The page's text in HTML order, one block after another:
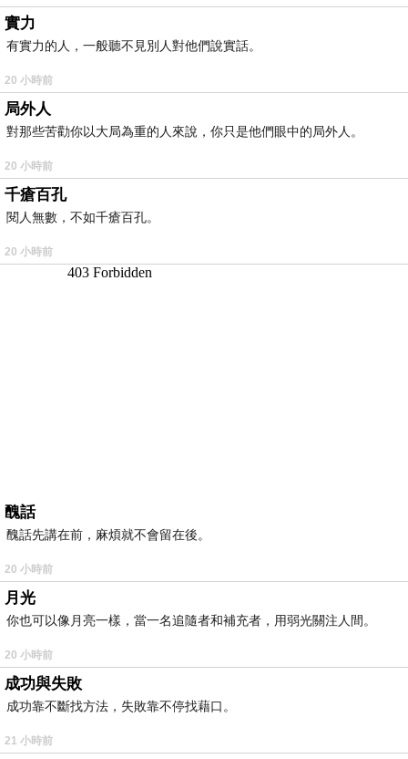
實力
有實力的人，一般聽不見別人對他們說實話。
20 小時前
局外人
對那些苦勸你以大局為重的人來說，你只是他們眼中的局外人。
20 小時前
千瘡百孔
閱人無數，不如千瘡百孔。
20 小時前
醜話
醜話先講在前，麻煩就不會留在後。
20 小時前
月光
你也可以像月亮一樣，當一名追隨者和補充者，用弱光關注人間。
20 小時前
成功與失敗
成功靠不斷找方法，失敗靠不停找藉口。
21 小時前